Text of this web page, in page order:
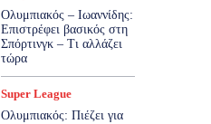
Ολυμπιακός – Ιωαννίδης:
Επιστρέφει βασικός στη
Σπόρτινγκ – Τι αλλάζει
τώρα
Super League
Ολυμπιακός: Πιέζει για